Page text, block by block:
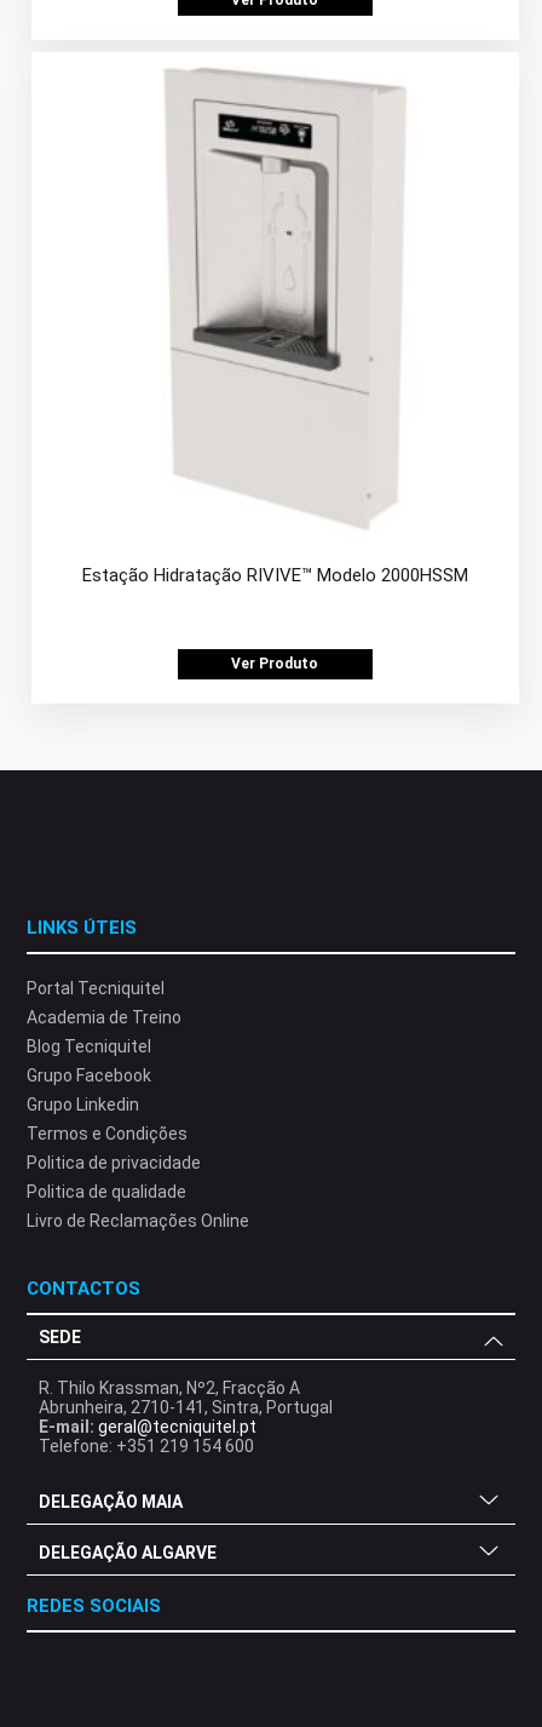
Estação Hidratação RIVIVE™ Modelo 2000HSSM
Ver Produto
LINKS ÚTEIS
Portal Tecniquitel
Academia de Treino
Blog Tecniquitel
Grupo Facebook
Grupo Linkedin
Termos e Condições
Politica de privacidade
Politica de qualidade
Livro de Reclamações Online
CONTACTOS
SEDE
R. Thilo Krassman, Nº2, Fracção A
Abrunheira, 2710-141, Sintra, Portugal
E-mail: geral@tecniquitel.pt
Telefone: +351 219 154 600
DELEGAÇÃO MAIA
DELEGAÇÃO ALGARVE
REDES SOCIAIS